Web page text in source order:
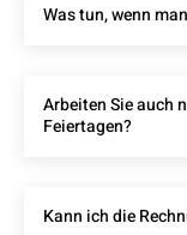
Was tun, wenn
Arbeiten Sie auch
Feiertagen?
Kann ich die